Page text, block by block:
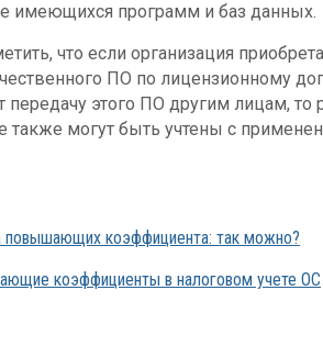
имеющихся программ и баз данных.
что если организация
ПО по лицензионному
передачу этого ПО другим лицам, то
также могут быть учтены с
повышающих коэффициента: так можно?
коэффициенты в налоговом учете ОС